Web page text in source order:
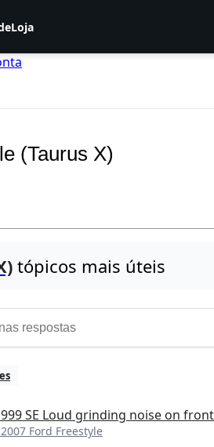
Loja
(Taurus X)
tópicos mais úteis
SE Loud grinding noise on
Ford Freestyle